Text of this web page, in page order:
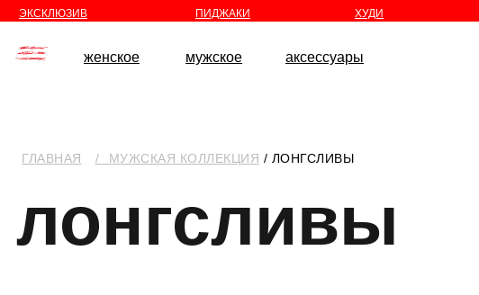
женское мужское аксессуары
ЭКСКЛЮЗИВ ПИДЖАКИ ХУДИ
ГЛАВНАЯ /⠀МУЖСКАЯ КОЛЛЕКЦИЯ / ЛОНГСЛИВЫ
лонгсливы